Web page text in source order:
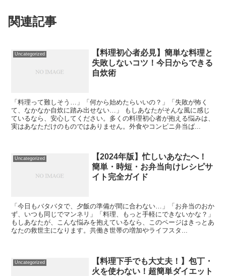
関連記事
Uncategorized
【料理初心者必見】簡単な料理と
失敗しないコツ！今日からできる
自炊術
「料理って難しそう…」「何から始めたらいいの？」「失敗が怖く
て、なかなか自炊に踏み出せない…」 もしあなたがそんな風に感じ
ているなら、安心してください。多くの料理初心者が抱える悩みは、
実はあなただけのものではありません。外食やコンビニ弁当ば...
Uncategorized
【2024年版】忙しいあなたへ！
簡単・時短・お弁当向けレシピサ
イト完全ガイド
「今日もバタバタで、夕飯の準備が間に合わない…」「お弁当のおか
ず、いつも同じでマンネリ」「料理、もっと手軽にできないかな？」
もしあなたが、こんな悩みを抱えているなら、このページはきっとあ
なたの救世主になります。共働き世帯の増加やライフスタ...
Uncategorized
【料理下手でも大丈夫！】包丁・
火を使わない！超簡単ダイエット